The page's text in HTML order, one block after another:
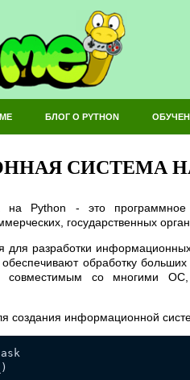
БЛОГ О PYTHON
СИСТЕМА НА
на Python - это программное
государственных
для разработки
обработку
совместимым со многими
создания информационной